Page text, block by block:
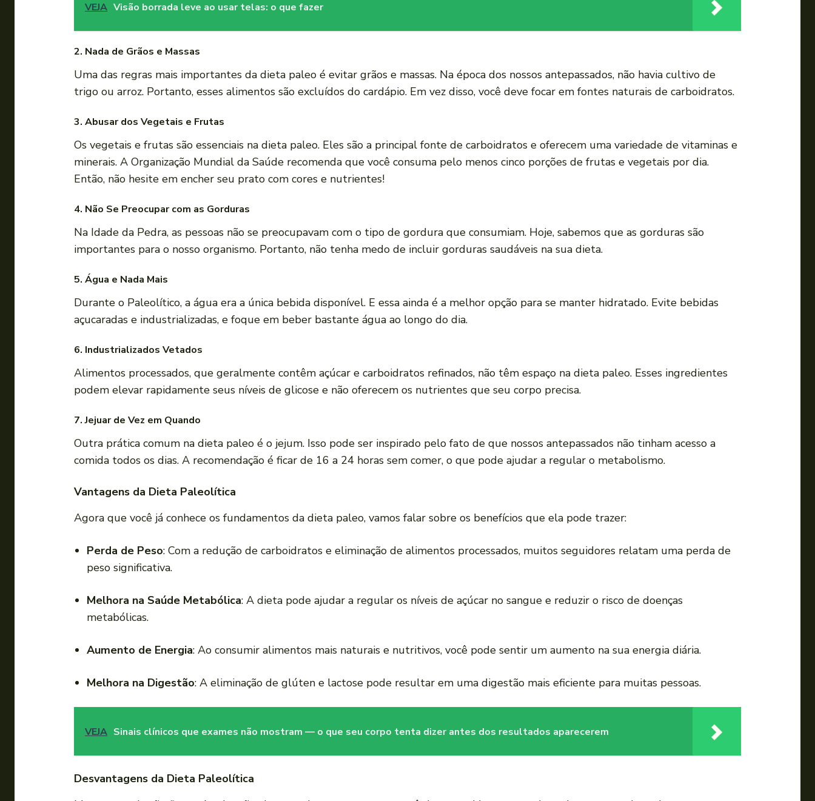
u
.
VEJA Visão borrada leve ao usar telas: o que fazer
2. Nada de Grãos e Massas
Uma das regras mais importantes da dieta paleo é evitar grãos e massas. Na época dos nossos antepassados, não havia cultivo de
trigo ou arroz. Portanto, esses alimentos são excluídos do cardápio. Em vez disso, você deve focar em fontes naturais de carboidratos.
3. Abusar dos Vegetais e Frutas
Os vegetais e frutas são essenciais na dieta paleo. Eles são a principal fonte de carboidratos e oferecem uma variedade de vitaminas e
minerais. A Organização Mundial da Saúde recomenda que você consuma pelo menos cinco porções de frutas e vegetais por dia.
Então, não hesite em encher seu prato com cores e nutrientes!
4. Não Se Preocupar com as Gorduras
Na Idade da Pedra, as pessoas não se preocupavam com o tipo de gordura que consumiam. Hoje, sabemos que as gorduras são
importantes para o nosso organismo. Portanto, não tenha medo de incluir gorduras saudáveis na sua dieta.
5. Água e Nada Mais
Durante o Paleolítico, a água era a única bebida disponível. E essa ainda é a melhor opção para se manter hidratado. Evite bebidas
açucaradas e industrializadas, e foque em beber bastante água ao longo do dia.
6. Industrializados Vetados
Alimentos processados, que geralmente contêm açúcar e carboidratos refinados, não têm espaço na dieta paleo. Esses ingredientes
podem elevar rapidamente seus níveis de glicose e não oferecem os nutrientes que seu corpo precisa.
7.Jejuar de Vez em Quando
Outra prática comum na dieta paleo é o jejum. Isso pode ser inspirado pelo fato de que nossos antepassados não tinham acesso a
comida todos os dias. A recomendação é ficar de 16 a 24 horas sem comer, o que pode ajudar a regular o metabolismo.
Vantagens da Dieta Paleolítica
Agora que você já conhece os fundamentos da dieta paleo, vamos falar sobre os benefícios que ela pode trazer:
Perda de Peso: Com a redução de carboidratos e eliminação de alimentos processados, muitos seguidores relatam uma perda de
peso significativa.
Melhora na Saúde Metabólica: A dieta pode ajudar a regular os níveis de açúcar no sangue e reduzir o risco de doenças
metabólicas.
Aumento de Energia: Ao consumir alimentos mais naturais e nutritivos, você pode sentir um aumento na sua energia diária.
Melhora na Digestão: A eliminação de glúten e lactose pode resultar em uma digestão mais eficiente para muitas pessoas.
VEJA Sinais clínicos que exames não mostram — o que seu corpo tenta dizer antes dos resultados aparecerem
Desvantagens da Dieta Paleolítica